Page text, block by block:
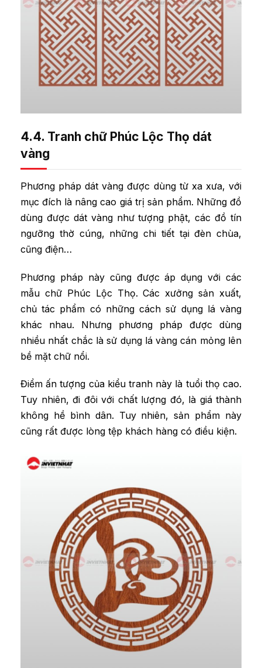
4.4. Tranh chữ Phúc Lộc Thọ dát
vàng
Phương pháp dát vàng được dùng từ xa xưa, với
mục đích là nâng cao giá trị sản phẩm. Những đồ
dùng được dát vàng như tượng phật, các đồ tín
ngưỡng thờ cúng, những chi tiết tại đèn chùa,
cũng điện…
Phương pháp này cũng được áp dụng với các
mẫu chữ Phúc Lộc Thọ. Các xưởng sản xuất,
chủ tác phẩm có những cách sử dụng lá vàng
khác nhau. Nhưng phương pháp được dùng
nhiều nhất chắc là sử dụng lá vàng cán mỏng lên
bề mặt chữ nổi.
Điểm ấn tượng của kiểu tranh này là tuổi thọ cao.
Tuy nhiên, đi đôi với chất lượng đó, là giá thành
không hề bình dân. Tuy nhiên, sản phẩm này
cũng rất được lòng tệp khách hàng có điều kiện.